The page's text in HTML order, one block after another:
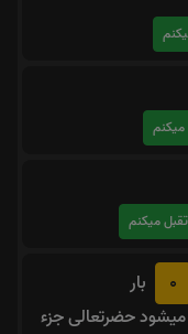
0
بار
حضرتعالی جزء